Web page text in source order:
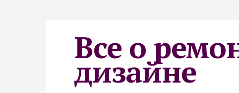
Все о
дизайне